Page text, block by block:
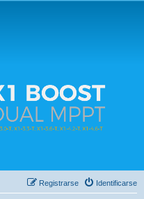
Solax y temas relacionados.
Identificarse
Registrarse